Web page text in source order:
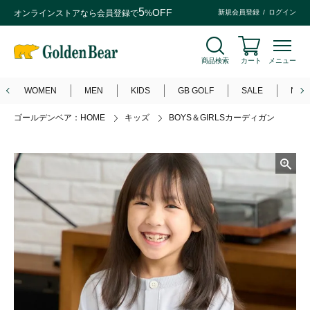
オンラインストアなら会員登録で5%OFF 新規会員登録 ログイン
商品検索 カート メニュー
WOMEN MEN KIDS GB GOLF SALE
ゴールデンベア：HOME キッズ BOYS＆GIRLSカーディガン